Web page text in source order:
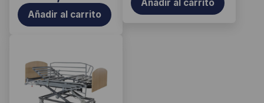
Añadir al carrito
Añadir al carrito